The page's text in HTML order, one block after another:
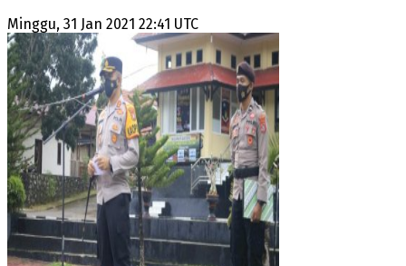
Minggu, 31 Jan 2021 22:41 UTC